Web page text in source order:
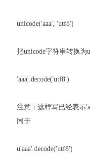
unicode('aaa', 'utf8')
把unicode字符串转换为
'aaa'.decode('utf8')
注意：这样写已经表示
同于
u'aaa'.decode('utf8')